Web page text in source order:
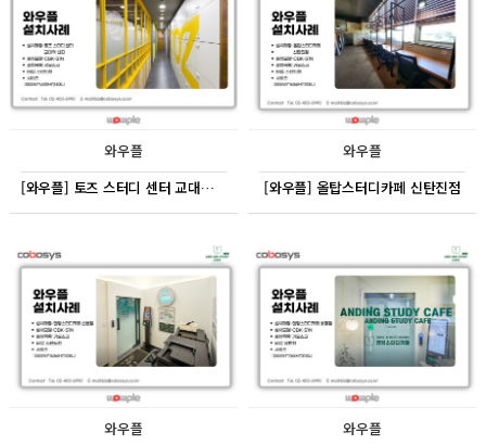
와우플
[와우플] 토즈 스터디 센터 교대역 센터
와우플
[와우플] 올탑스터디카페 신탄진점
와우플
와우플